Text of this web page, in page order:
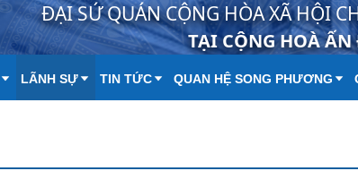
ĐẠI SỨ QUÁN CỘNG HÒA XÃ HỘI
TẠI CỘNG HOÀ
LÃNH SỰ TIN TỨC QUAN HỆ SONG PHƯƠNG